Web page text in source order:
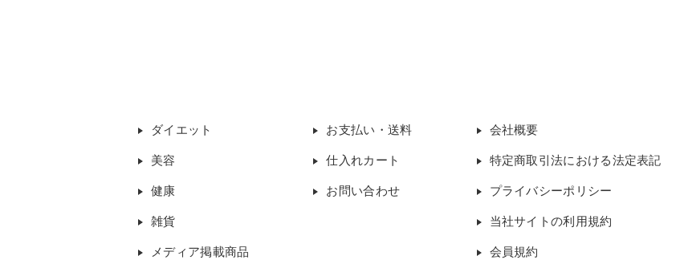
ダイエット
美容
健康
雑貨
メディア掲載商品
お支払い・送料
仕入れカート
お問い合わせ
会社概要
特定商取引法における法定表記
プライバシーポリシー
当社サイトの利用規約
会員規約